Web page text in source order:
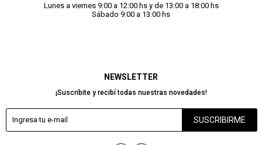
NEWSLETTER
¡Suscribite y recibí todas nuestras novedades!
SUSCRIBIRME
Lunes a viernes 9:00 a 12:00 hs y de 13:00 a 18:00 hs
Sábado 9:00 a 13:00 hs